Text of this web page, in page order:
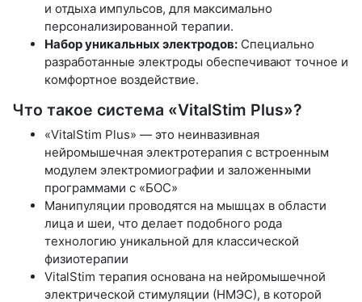
и отдыха импульсов, для максимально
персонализированной терапии.
Набор уникальных электродов: Специально
разработанные электроды обеспечивают точное и
комфортное воздействие.
Что такое система «VitalStim Plus»?
«VitalStim Plus» — это неинвазивная
нейромышечная электротерапия с встроенным
модулем электромиографии и заложенными
программами с «БОС»
Манипуляции проводятся на мышцах в области
лица и шеи, что делает подобного рода
технологию уникальной для классической
физиотерапии
VitalStim терапия основана на нейромышечной
электрической стимуляции (НМЭС), в которой